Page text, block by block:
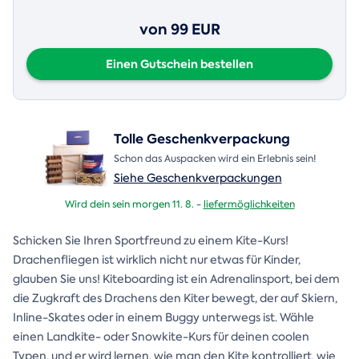
von 99 EUR
Einen Gutschein bestellen
Tolle Geschenkverpackung
Schon das Auspacken wird ein Erlebnis sein!
Siehe Geschenkverpackungen
Wird dein sein morgen 11. 8. -liefermöglichkeiten
Schicken Sie Ihren Sportfreund zu einem Kite-Kurs!
Drachenfliegen ist wirklich nicht nur etwas für Kinder,
glauben Sie uns! Kiteboarding ist ein Adrenalinsport, bei dem
die Zugkraft des Drachens den Kiter bewegt, der auf Skiern,
Inline-Skates oder in einem Buggy unterwegs ist. Wähle
einen Landkite- oder Snowkite-Kurs für deinen coolen
Typen, und er wird lernen, wie man den Kite kontrolliert, wie